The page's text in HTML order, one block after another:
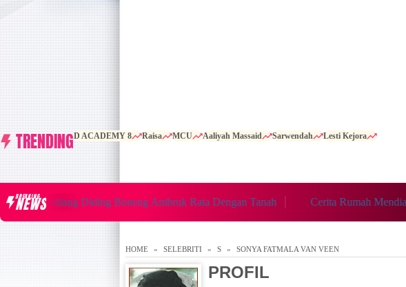
TRENDINGD ACADEMY 8 Raisa MCU Aaliyah Massaid Sarwendah Lesti Kejora
BREAKING
NEWS
Mendiang Diding Boneng Ambruk Rata Dengan Tanah Cerita Rumah Mendiang
HOME SELEBRITI S SONYA FATMALA VAN VEEN
PROFIL